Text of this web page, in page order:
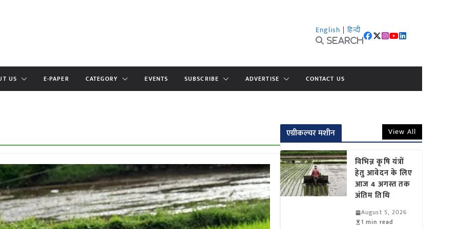
English | हिन्दी
Search
US E-PAPER CATEGORY EVENTS SUBSCRIBE ADVERTISE CONTACT US
एग्रीकल्चर मशीन View All
विभिन्न कृषि यंत्रों
हेतु आवेदन के लिए
आज 4 अगस्त तक
अंतिम तिथि
August 5, 2026
1 min read